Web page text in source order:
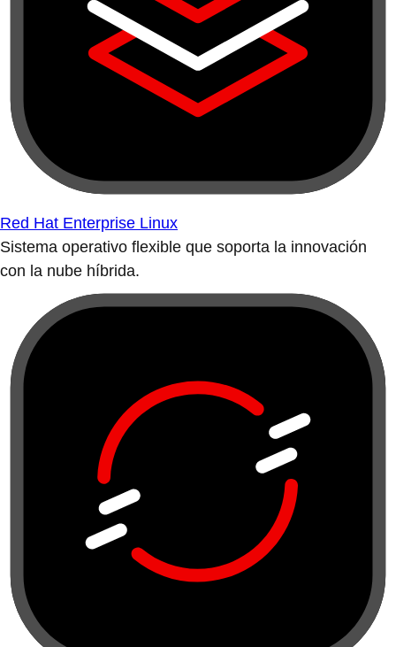
Red Hat Enterprise Linux
Sistema operativo flexible que soporta la innovación
con la nube híbrida.